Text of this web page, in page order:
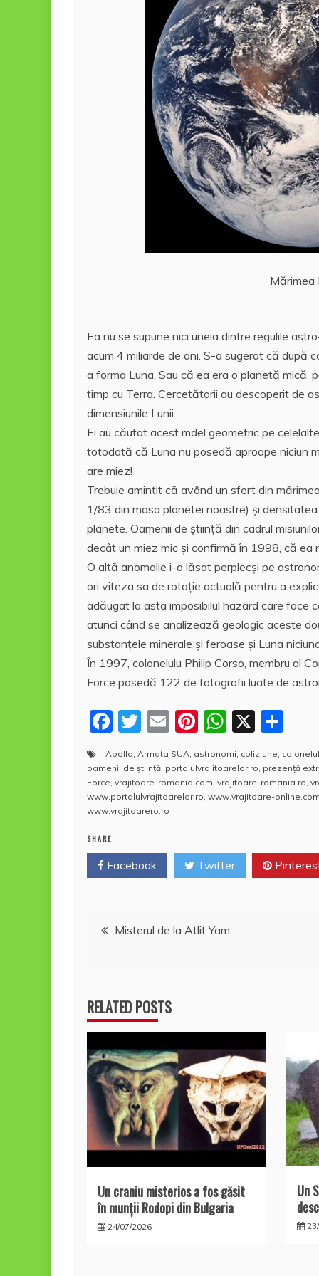
Mărimea
Ea nu se supune nici uneia dintre regulile
acum 4 miliarde de ani. S-a sugerat că după
a forma Luna. Sau că ea era o planetă
timp cu Terra. Cercetătorii au descoperit de
dimensiunile Lunii.
Ei au căutat acest mdel geometric pe
totodată că Luna nu posedă aproape niciun
are miez!
Trebuie amintit că având un sfert din
1/83 din masa planetei noastre) şi
planete. Oamenii de ştiinţă din cadrul
decât un miez mic şi confirmă în 1998, că
O altă anomalie i-a lăsat perplecşi pe
ori viteza sa de rotaţie actuală pentru a
adăugat la asta imposibilul hazard care face
atunci când se analizează geologic aceste
substanţele minerale şi feroase şi Luna
În 1997, colonelulu Philip Corso, membru al
Force posedă 122 de fotografii luate de
F
a
c
e
b
o
k
T
w
itt
er
E
m
ai
l
Pi
nt
er
e
W
h
at
s
p
X
a
rt
aj
z
ă
Apollo, Armata SUA, astronomi, coliziune,
oamenii de ştiinţă, portalulvrajitoarelor.ro, prezenţă
Force, vrajitoare-romania.com, vrajitoare-romania.ro,
www.portalulvrajitoarelor.ro, www.vrajitoare-online.com
www.vrajitoarero.ro
SHARE
Facebook Twitter
Navigare
articole
Misterul de la Atlit Yam
RELATED POSTS
Un craniu misterios a fos găsit
în munţii Rodopi din Bulgaria
24/07/2026
Un